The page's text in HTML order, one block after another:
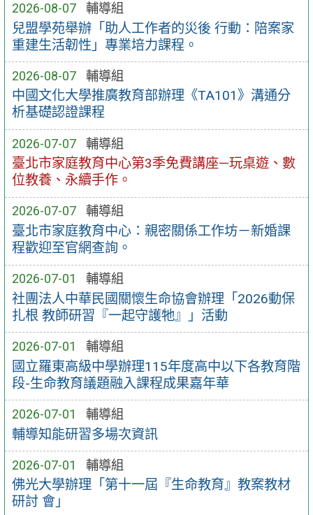
2026-08-07 輔導組
兒盟學苑舉辦「助人工作者的災後 行動：陪案家
重建生活韌性」專業培力課程。
2026-08-07 輔導組
中國文化大學推廣教育部辦理《TA101》溝通分
析基礎認證課程
2026-07-07 輔導組
臺北市家庭教育中心第3季免費講座—玩桌遊、數
位教養、永續手作。
2026-07-07 輔導組
臺北市家庭教育中心：親密關係工作坊－新婚課
程歡迎至官網查詢。
2026-07-01 輔導組
社團法人中華民國關懷生命協會辦理「2026動保
扎根 教師研習『一起守護牠』」活動
2026-07-01 輔導組
國立羅東高級中學辦理115年度高中以下各教育階
段-生命教育議題融入課程成果嘉年華
2026-07-01 輔導組
輔導知能研習多場次資訊
2026-07-01 輔導組
佛光大學辦理「第十一屆『生命教育』教案教材
研討 會」